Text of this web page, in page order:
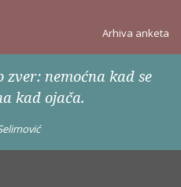
Arhiva anketa
nemoćna kad se
kad ojača.